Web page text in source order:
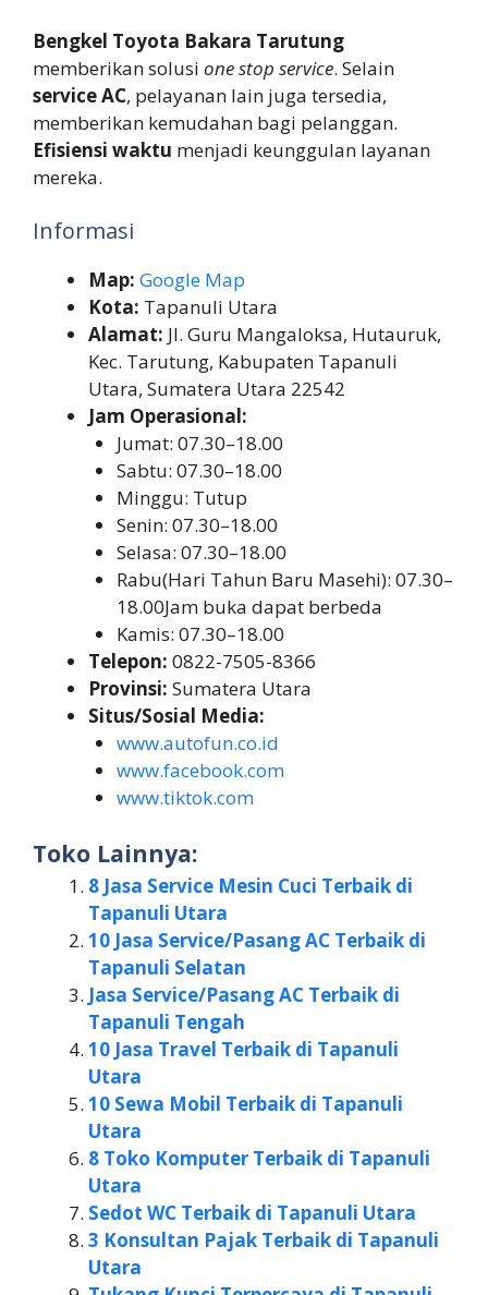
Bengkel Toyota Bakara Tarutung
memberikan solusi one stop service. Selain
service AC, pelayanan lain juga tersedia,
memberikan kemudahan bagi pelanggan.
Efisiensi waktu menjadi keunggulan layanan
mereka.
Informasi
Map: Google Map
Kota: Tapanuli Utara
Alamat: Jl. Guru Mangaloksa, Hutauruk,
Kec. Tarutung, Kabupaten Tapanuli
Utara, Sumatera Utara 22542
Jam Operasional:
Jumat: 07.30–18.00
Sabtu: 07.30–18.00
Minggu: Tutup
Senin: 07.30–18.00
Selasa: 07.30–18.00
Rabu(Hari Tahun Baru Masehi): 07.30–
18.00Jam buka dapat berbeda
Kamis: 07.30–18.00
Telepon: 0822-7505-8366
Provinsi: Sumatera Utara
Situs/Sosial Media:
www.autofun.co.id
www.facebook.com
www.tiktok.com
Toko Lainnya:
8 Jasa Service Mesin Cuci Terbaik di
Tapanuli Utara
10 Jasa Service/Pasang AC Terbaik di
Tapanuli Selatan
Jasa Service/Pasang AC Terbaik di
Tapanuli Tengah
10 Jasa Travel Terbaik di Tapanuli
Utara
10 Sewa Mobil Terbaik di Tapanuli
Utara
8 Toko Komputer Terbaik di Tapanuli
Utara
Sedot WC Terbaik di Tapanuli Utara
3 Konsultan Pajak Terbaik di Tapanuli
Utara